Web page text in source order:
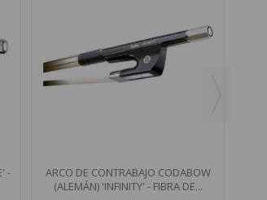
-
ARCO DE CONTRABAJO CODABOW
(ALEMÁN) 'INFINITY' - FIBRA DE...